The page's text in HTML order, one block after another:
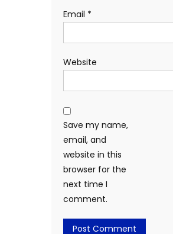
Email *
Website
Save my name,
email, and
website in this
browser for the
next time I
comment.